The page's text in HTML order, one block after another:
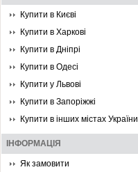
Купити в Києві
Купити в Харкові
Купити в Дніпрі
Купити в Одесі
Купити у Львові
Купити в Запоріжжі
Купити в інших містах України
ІНФОРМАЦІЯ
Як замовити